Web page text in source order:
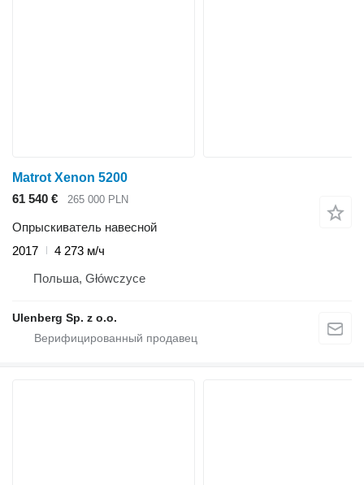
Matrot Xenon 5200
61 540 €
265 000 PLN
Опрыскиватель навесной
2017
4 273 м/ч
Польша, Główczyce
Ulenberg Sp. z o.o.